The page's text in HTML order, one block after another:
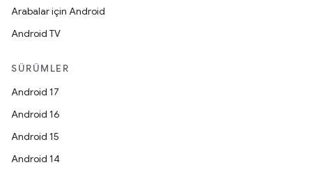
Arabalar için Android
Android TV
SÜRÜMLER
Android 17
Android 16
Android 15
Android 14